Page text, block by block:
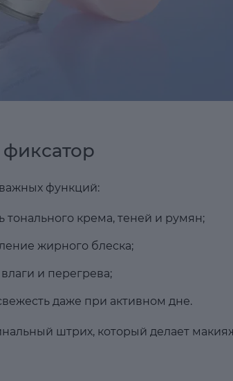
функций:
тонального крема, теней и румян;
жирного блеска;
и перегрева;
даже при активном дне.
штрих, который делает